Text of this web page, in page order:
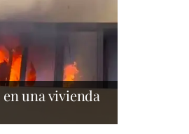
una vivienda